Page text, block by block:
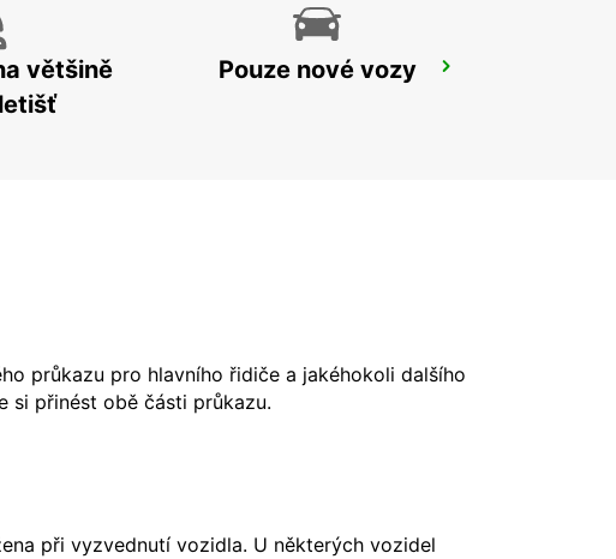
HARARE OFFICE
většině
Pouze nové vozy
průkazu pro hlavního řidiče a jakéhokoli dalšího
si přinést obě části průkazu.
při vyzvednutí vozidla. U některých vozidel